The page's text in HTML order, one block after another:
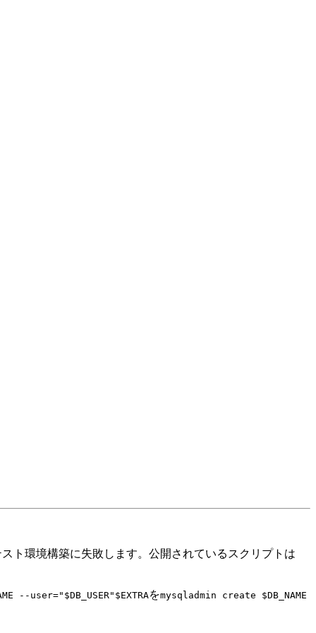
ト環境構築に失敗します。公開されているスクリプトは
--user="$DB_USER"$EXTRAをmysqladmin create $DB_NAME